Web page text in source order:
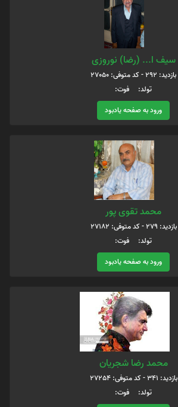
سیف ا... (رضا) نوروزی
بازدید: 292 - کد متوفی: 27050
تولد: فوت:
ورود به صفحه یادبود
محمد تقوی پور
بازدید: 279 - کد متوفی: 27182
تولد: فوت:
ورود به صفحه یادبود
محمد رضا شجریان
بازدید: 341 - کد متوفی: 27254
تولد: فوت: